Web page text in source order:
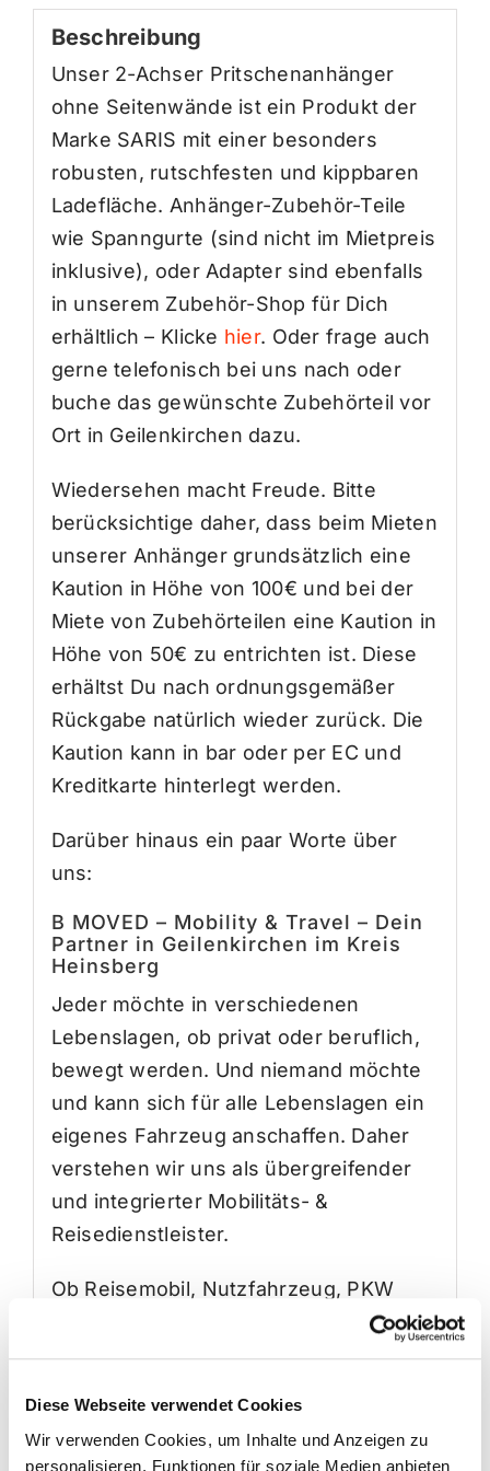
Diese Webseite verwendet Cookies
Wir verwenden Cookies, um Inhalte und Anzeigen zu
personalisieren, Funktionen für soziale Medien anbieten
Beschreibung
Unser 2-Achser Pritschenanhänger
ohne Seitenwände ist ein Produkt der
Marke SARIS mit einer besonders
robusten, rutschfesten und kippbaren
Ladefläche. Anhänger-Zubehör-Teile
wie Spanngurte (sind nicht im Mietpreis
inklusive), oder Adapter sind ebenfalls
in unserem Zubehör-Shop für Dich
erhältlich – Klicke hier. Oder frage auch
gerne telefonisch bei uns nach oder
buche das gewünschte Zubehörteil vor
Ort in Geilenkirchen dazu.
Wiedersehen macht Freude. Bitte
berücksichtige daher, dass beim Mieten
unserer Anhänger grundsätzlich eine
Kaution in Höhe von 100€ und bei der
Miete von Zubehörteilen eine Kaution in
Höhe von 50€ zu entrichten ist. Diese
erhältst Du nach ordnungsgemäßer
Rückgabe natürlich wieder zurück. Die
Kaution kann in bar oder per EC und
Kreditkarte hinterlegt werden.
Darüber hinaus ein paar Worte über
uns:
B MOVED – Mobility & Travel – Dein
Partner in Geilenkirchen im Kreis
Heinsberg
Jeder möchte in verschiedenen
Lebenslagen, ob privat oder beruflich,
bewegt werden. Und niemand möchte
und kann sich für alle Lebenslagen ein
eigenes Fahrzeug anschaffen. Daher
verstehen wir uns als übergreifender
und integrierter Mobilitäts- &
Reisedienstleister.
Ob Reisemobil, Nutzfahrzeug, PKW
oder Anhänger, über’s Wochenende
oder in Langzeitmiete: unser Ziel ist es,
Angebot einmal nicht dabei sein, sprich